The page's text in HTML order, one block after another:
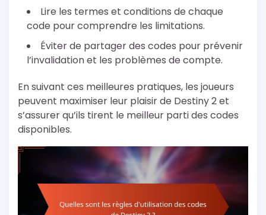
Lire les termes et conditions de chaque
code pour comprendre les limitations.
Éviter de partager des codes pour prévenir
l’invalidation et les problèmes de compte.
En suivant ces meilleures pratiques, les joueurs
peuvent maximiser leur plaisir de Destiny 2 et
s’assurer qu’ils tirent le meilleur parti des codes
disponibles.